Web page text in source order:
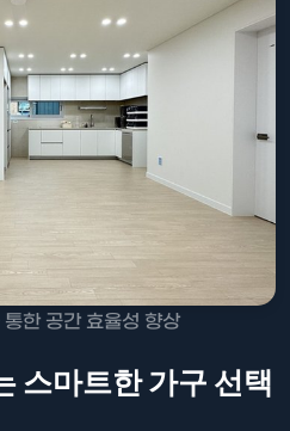
한 공간 효율성 향상
스마트한 가구 선택